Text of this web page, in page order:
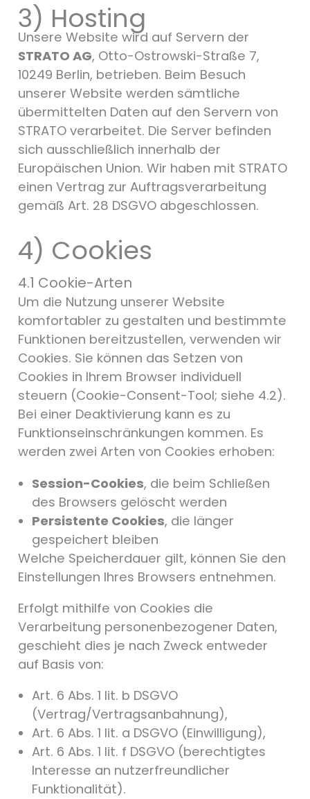
3) Hosting
Unsere Website wird auf Servern der
STRATO AG, Otto-Ostrowski-Straße 7,
10249 Berlin, betrieben. Beim Besuch
unserer Website werden sämtliche
übermittelten Daten auf den Servern von
STRATO verarbeitet. Die Server befinden
sich ausschließlich innerhalb der
Europäischen Union. Wir haben mit STRATO
einen Vertrag zur Auftragsverarbeitung
gemäß Art. 28 DSGVO abgeschlossen.
4) Cookies
4.1 Cookie-Arten
Um die Nutzung unserer Website
komfortabler zu gestalten und bestimmte
Funktionen bereitzustellen, verwenden wir
Cookies. Sie können das Setzen von
Cookies in Ihrem Browser individuell
steuern (Cookie-Consent-Tool; siehe 4.2).
Bei einer Deaktivierung kann es zu
Funktionseinschränkungen kommen. Es
werden zwei Arten von Cookies erhoben:
Session-Cookies, die beim Schließen
des Browsers gelöscht werden
Persistente Cookies, die länger
gespeichert bleiben
Welche Speicherdauer gilt, können Sie den
Einstellungen Ihres Browsers entnehmen.
Erfolgt mithilfe von Cookies die
Verarbeitung personenbezogener Daten,
geschieht dies je nach Zweck entweder
auf Basis von:
Art. 6 Abs. 1 lit. b DSGVO
(Vertrag/Vertragsanbahnung),
Art. 6 Abs. 1 lit. a DSGVO (Einwilligung),
Art. 6 Abs. 1 lit. f DSGVO (berechtigtes
Interesse an nutzerfreundlicher
Funktionalität).